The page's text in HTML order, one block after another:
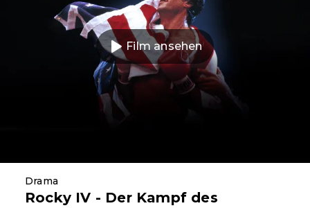
Film ansehen
Drama
Rocky IV - Der Kampf des